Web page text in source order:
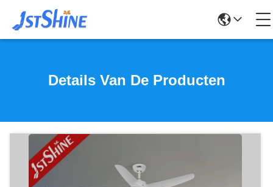
Details Van De Producten